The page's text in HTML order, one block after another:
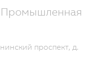
проспект, д.